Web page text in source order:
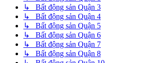
↳ Bất động sản Quận 3
↳ Bất động sản Quận 4
↳ Bất động sản Quận 5
↳ Bất động sản Quận 6
↳ Bất động sản Quận 7
↳ Bất động sản Quận 8